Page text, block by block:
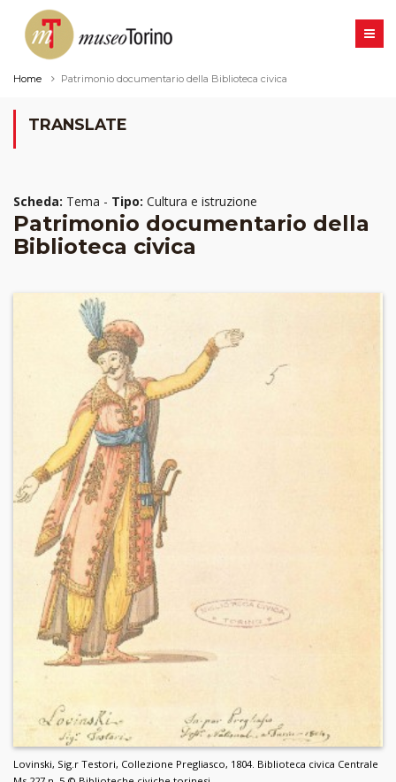
Home Patrimonio documentario della Biblioteca civica
TRANSLATE
Scheda: Tema - Tipo: Cultura e istruzione
Patrimonio documentario della
Biblioteca civica
Lovinski, Sig.r Testori, Collezione Pregliasco, 1804. Biblioteca civica Centrale